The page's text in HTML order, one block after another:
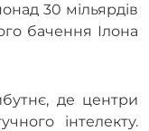
30 мільярдів
бачення Ілона
де центри
інтелекту.